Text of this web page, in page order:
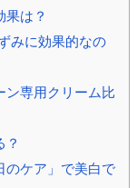
果は？
みに効果的なの
ン専用クリーム比
？
のケア」で美白で